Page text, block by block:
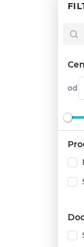
od